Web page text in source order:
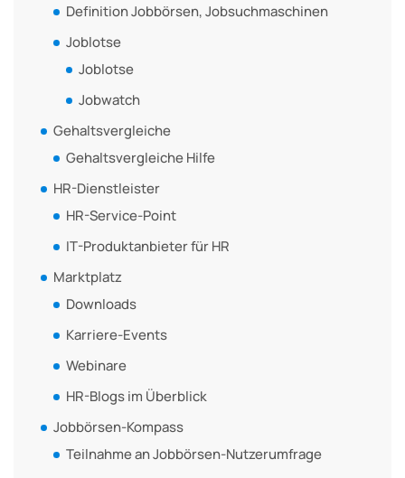
Definition Jobbörsen, Jobsuchmaschinen
Joblotse
Joblotse
Jobwatch
Gehaltsvergleiche
Gehaltsvergleiche Hilfe
HR-Dienstleister
HR-Service-Point
IT-Produktanbieter für HR
Marktplatz
Downloads
Karriere-Events
Webinare
HR-Blogs im Überblick
Jobbörsen-Kompass
Teilnahme an Jobbörsen-Nutzerumfrage